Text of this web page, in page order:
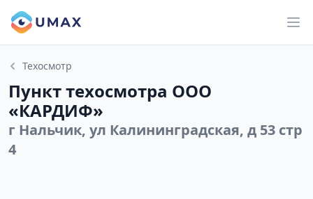
Техосмотр
Пункт техосмотра ООО
«КАРДИФ»
г Нальчик, ул Калининградская, д 53 стр
4